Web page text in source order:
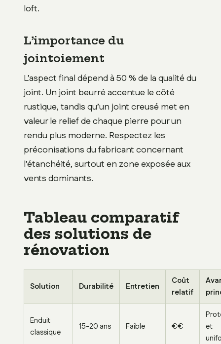
loft.
L’importance du
jointoiement
L’aspect final dépend à 50 % de la qualité du
joint. Un joint beurré accentue le côté
rustique, tandis qu’un joint creusé met en
valeur le relief de chaque pierre pour un
rendu plus moderne. Respectez les
préconisations du fabricant concernant
l’étanchéité, surtout en zone exposée aux
vents dominants.
Tableau comparatif
des solutions de
rénovation
Solution Durabilité Entretien
Coût
relatif
Enduit
classique
15-20 ans Faible €€
et